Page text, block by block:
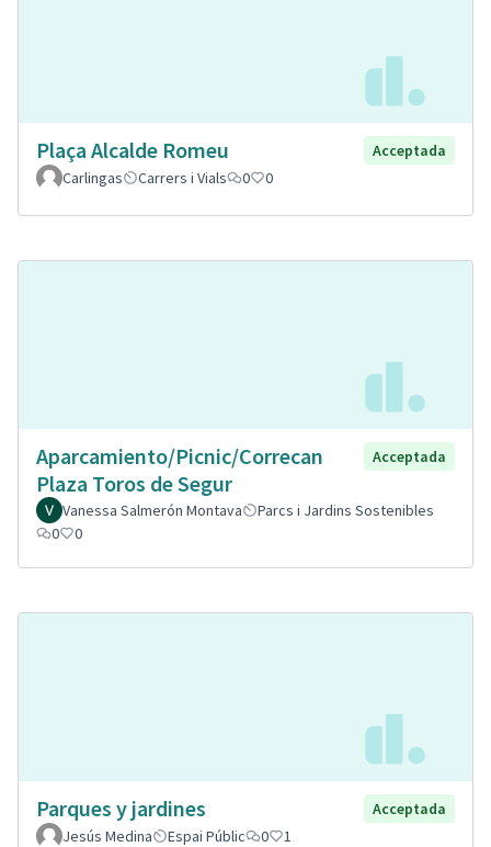
Plaça Alcalde Romeu
Acceptada
Carlingas
Carrers i Vials 0 0
Aparcamiento/Picnic/Correcan
Plaza Toros de Segur
Acceptada
Vanessa Salmerón Montava
Parcs i Jardins Sostenibles
0
0
Parques y jardines
Acceptada
Jesús Medina
Espai Públic 0 1